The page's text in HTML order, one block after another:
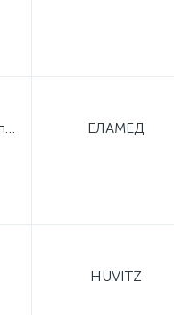
ЗОМЗ (Загорский оптико-механический завод) ЕЛАМЕД
HUVITZ